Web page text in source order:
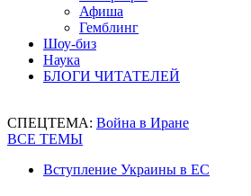
Афиша
Гемблинг
Шоу-биз
Наука
БЛОГИ ЧИТАТЕЛЕЙ
СПЕЦТЕМА: Война в Иране
ВСЕ ТЕМЫ
Вступление Украины в ЕС